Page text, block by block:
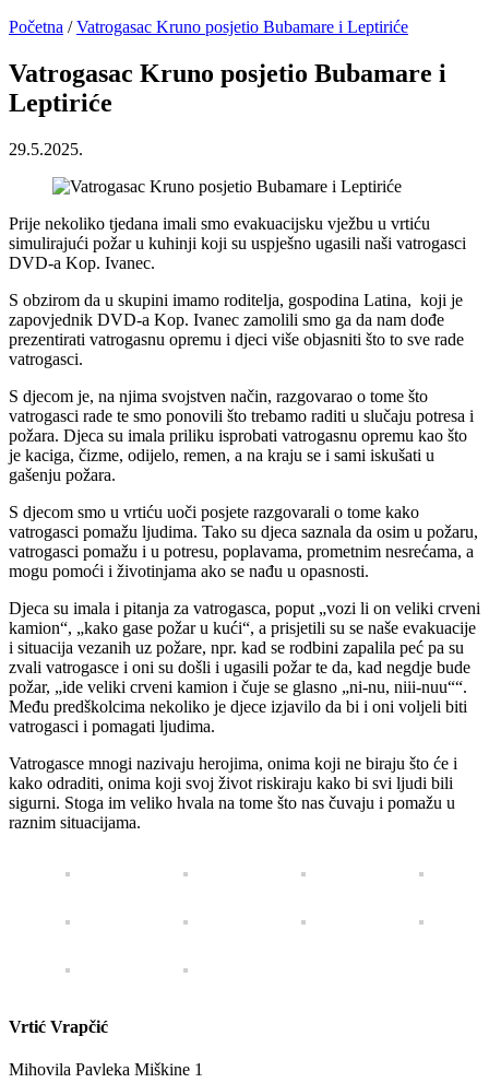
Početna / Vatrogasac Kruno posjetio Bubamare i Leptiriće
Vatrogasac Kruno posjetio Bubamare i
Leptiriće
29.5.2025.
Prije nekoliko tjedana imali smo evakuacijsku vježbu u vrtiću
simulirajući požar u kuhinji koji su uspješno ugasili naši vatrogasci
DVD-a Kop. Ivanec.
S obzirom da u skupini imamo roditelja, gospodina Latina, koji je
zapovjednik DVD-a Kop. Ivanec zamolili smo ga da nam dođe
prezentirati vatrogasnu opremu i djeci više objasniti što to sve rade
vatrogasci.
S djecom je, na njima svojstven način, razgovarao o tome što
vatrogasci rade te smo ponovili što trebamo raditi u slučaju potresa i
požara. Djeca su imala priliku isprobati vatrogasnu opremu kao što
je kaciga, čizme, odijelo, remen, a na kraju se i sami iskušati u
gašenju požara.
S djecom smo u vrtiću uoči posjete razgovarali o tome kako
vatrogasci pomažu ljudima. Tako su djeca saznala da osim u požaru,
vatrogasci pomažu i u potresu, poplavama, prometnim nesrećama, a
mogu pomoći i životinjama ako se nađu u opasnosti.
Djeca su imala i pitanja za vatrogasca, poput „vozi li on veliki crveni
kamion“, „kako gase požar u kući“, a prisjetili su se naše evakuacije
i situacija vezanih uz požare, npr. kad se rodbini zapalila peć pa su
zvali vatrogasce i oni su došli i ugasili požar te da, kad negdje bude
požar, „ide veliki crveni kamion i čuje se glasno „ni-nu, niii-nuu““.
Među predškolcima nekoliko je djece izjavilo da bi i oni voljeli biti
vatrogasci i pomagati ljudima.
Vatrogasce mnogi nazivaju herojima, onima koji ne biraju što će i
kako odraditi, onima koji svoj život riskiraju kako bi svi ljudi bili
sigurni. Stoga im veliko hvala na tome što nas čuvaju i pomažu u
raznim situacijama.
Vrtić Vrapčić
Mihovila Pavleka Miškine 1